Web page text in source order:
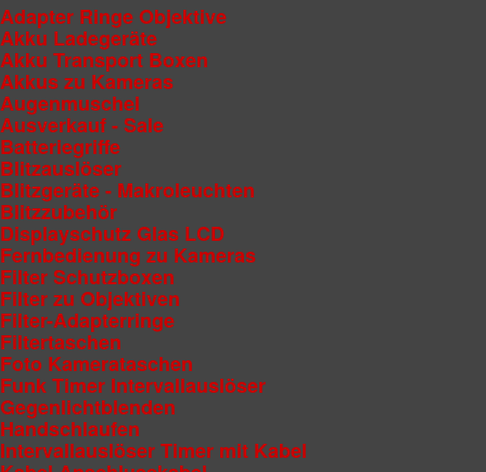
Adapter Ringe Objektive
Akku Ladegeräte
Akku Transport Boxen
Akkus zu Kameras
Augenmuschel
Ausverkauf - Sale
Batteriegriffe
Blitzauslöser
Blitzgeräte - Makroleuchten
Blitzzubehör
Displayschutz Glas LCD
Fernbedienung zu Kameras
Filter Schutzboxen
Filter zu Objektiven
Filter-Adapterringe
Filtertaschen
Foto Kamerataschen
Funk Timer Intervallauslöser
Gegenlichtblenden
Handschlaufen
Intervallauslöser Timer mit Kabel